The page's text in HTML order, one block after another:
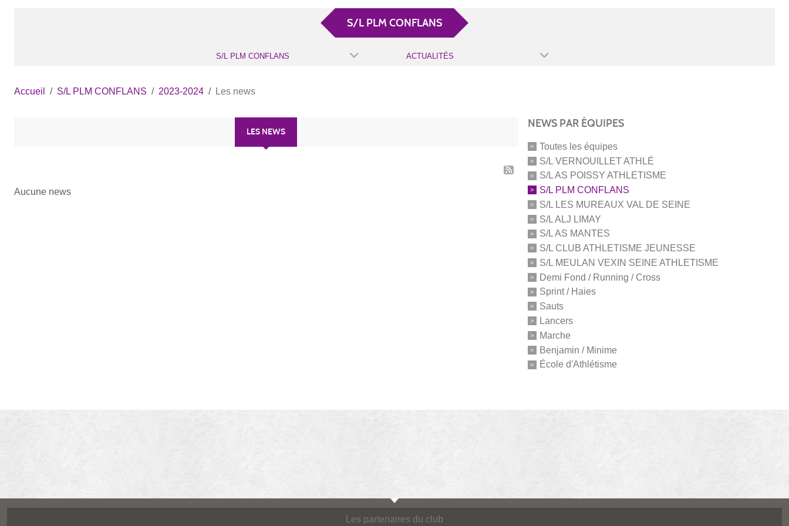
S/L PLM CONFLANS
S/L PLM CONFLANS ACTUALITÉS
Accueil S/L PLM CONFLANS 2023-2024 Les news
LES NEWS
Aucune news
NEWS PAR ÉQUIPES
Toutes les équipes
S/L VERNOUILLET ATHLÉ
S/L AS POISSY ATHLETISME
S/L PLM CONFLANS
S/L LES MUREAUX VAL DE SEINE
S/L ALJ LIMAY
S/L AS MANTES
S/L CLUB ATHLETISME JEUNESSE
S/L MEULAN VEXIN SEINE ATHLETISME
Demi Fond / Running / Cross
Sprint / Haies
Sauts
Lancers
Marche
Benjamin / Minime
École d'Athlétisme
Les partenaires du club